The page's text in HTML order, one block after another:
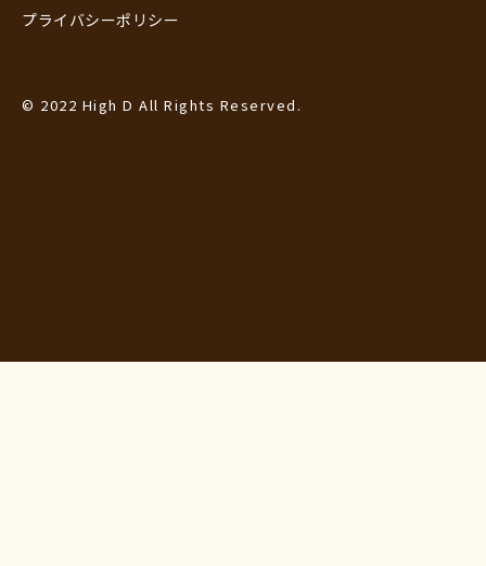
プライバシーポリシー
© 2022 High D All Rights Reserved.